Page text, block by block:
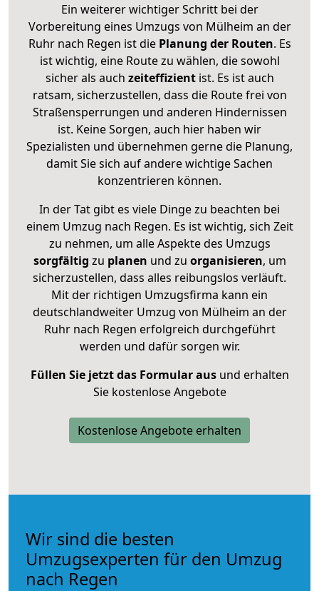
Ein weiterer wichtiger Schritt bei der
Vorbereitung eines Umzugs von Mülheim an der
Ruhr nach Regen ist diePlanung der Routen. Es
ist wichtig, eine Route zu wählen, die sowohl
sicher als auch zeiteffizientist. Es ist auch
ratsam, sicherzustellen, dass die Route frei von
Straßensperrungen und anderen Hindernissen
ist. Keine Sorgen, auch hier haben wir
Spezialisten und übernehmen gerne die Planung,
damit Sie sich auf andere wichtige Sachen
konzentrieren können.
In der Tat gibt es viele Dinge zu beachten bei
einem Umzug nach Regen. Es ist wichtig, sich Zeit
zu nehmen, um alle Aspekte des Umzugs
sorgfältig zu planen und zu organisieren, um
sicherzustellen, dass alles reibungslos verläuft.
Mit der richtigen Umzugsfirma kann ein
deutschlandweiter Umzug von Mülheim an der
Ruhr nach Regen erfolgreich durchgeführt
werden und dafür sorgen wir.
Füllen Sie jetzt das Formular ausund erhalten
Sie kostenlose Angebote
Kostenlose Angebote erhalten
Wir sind die besten
Umzugsexperten für den Umzug
nach Regen